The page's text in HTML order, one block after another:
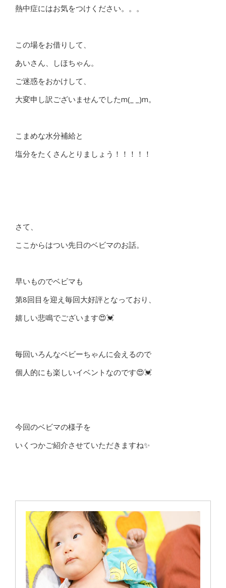
熱中症にはお気をつけください。。。
この場をお借りして、
あいさん、しほちゃん。
ご迷惑をおかけして、
大変申し訳ございませんでしたm(_ _)m。
こまめな水分補給と
塩分をたくさんとりましょう！！！！！
さて、
ここからはつい先日のベビマのお話。
早いものでベビマも
第8回目を迎え毎回大好評となっており、
嬉しい悲鳴でございます😍💓
毎回いろんなベビーちゃんに会えるので
個人的にも楽しいイベントなのです😍💓
今回のベビマの様子を
いくつかご紹介させていただきますね✨